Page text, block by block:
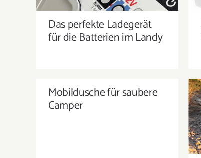
Das perfekte Ladegerät
für die Batterien im Landy
MOBILDUSCHE FÜR SAUBERE
CAMPER
Mobildusche für saubere
Camper